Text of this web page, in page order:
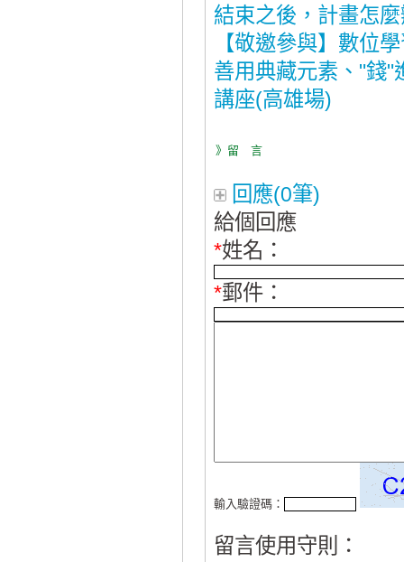
結束之後，計畫怎
【敬邀參與】數位
善用典藏元素、"錢
講座(高雄場)
》留 言
回應(0筆)
給個回應
*姓名：
*郵件：
輸入驗證碼：
留言使用守則：